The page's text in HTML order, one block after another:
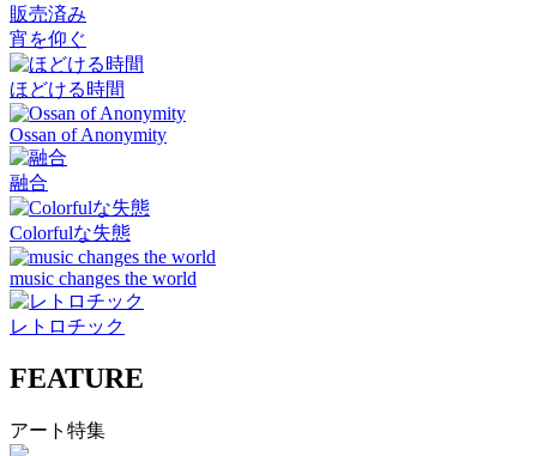
販売済み
宵を仰ぐ
ほどける時間
Ossan of Anonymity
融合
Colorfulな失態
music changes the world
レトロチック
FEATURE
アート特集